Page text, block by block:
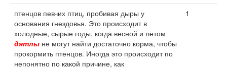
птенцов певчих птиц, пробивая дыры у
основания гнездовья. Это происходит в
холодные, сырые годы, когда весной и летом
дятлы не могут найти достаточно корма, чтобы
прокормить птенцов. Иногда это происходит по
непонятно по какой причине, как
1